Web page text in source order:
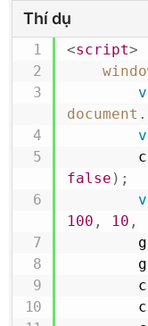
Thí dụ
<script>
document .
false ) ;
100 , 10 ,